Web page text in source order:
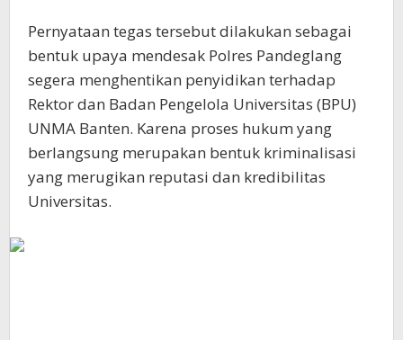
Pernyataan tegas tersebut dilakukan sebagai
bentuk upaya mendesak Polres Pandeglang
segera menghentikan penyidikan terhadap
Rektor dan Badan Pengelola Universitas (BPU)
UNMA Banten. Karena proses hukum yang
berlangsung merupakan bentuk kriminalisasi
yang merugikan reputasi dan kredibilitas
Universitas.